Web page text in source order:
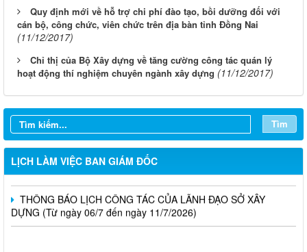
Quy định mới về hỗ trợ chi phí đào tạo, bồi dưỡng đối với
cán bộ, công chức, viên chức trên địa bàn tỉnh Đồng Nai
(11/12/2017)
Chỉ thị của Bộ Xây dựng về tăng cường công tác quán lý
hoạt động thí nghiệm chuyên ngành xây dựng (11/12/2017)
Tìm
LỊCH LÀM VIỆC BAN GIÁM ĐỐC
LỊCH CÔNG TÁC CỦA LÃNH ĐẠO SỞ XÂY DỰNG (Từ ngày
THÔNG BÁO LỊCH CÔNG TÁC CỦA LÃNH ĐẠO SỞ XÂY
DỰNG (Từ ngày 27/7 đến ngày 31/7/2026)
THÔNG BÁO LỊCH CÔNG TÁC CỦA LÃNH ĐẠO SỞ XÂY
DỰNG (Từ ngày 20/7 đến ngày 25/7/2026)
THÔNG BÁO LỊCH CÔNG TÁC CỦA LÃNH ĐẠO SỞ XÂY
DỰNG (Từ ngày 06/7 đến ngày 11/7/2026)